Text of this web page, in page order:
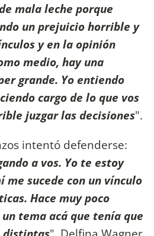
mala leche porque
un prejuicio horrible y
y en la opinión
medio, hay una
grande. Yo entiendo
cargo de lo que vos
juzgar las decisiones".
intentó defenderse:
a vos. Yo te estoy
me sucede con un vínculo
Hace muy poco
tema acá que tenía que